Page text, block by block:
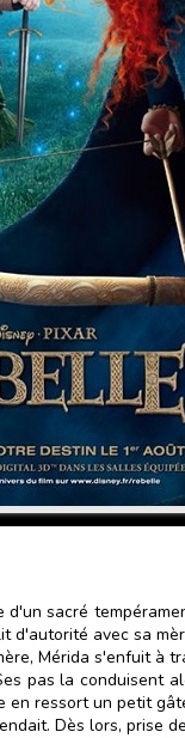
sacré
d'autorité avec sa
Mérida s'enfuit à
pas la conduisent
ressort un petit
Dès lors, prise